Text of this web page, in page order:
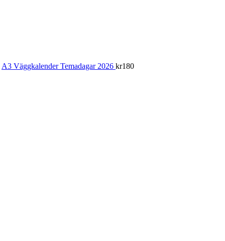
A3 Väggkalender Temadagar 2026 kr180